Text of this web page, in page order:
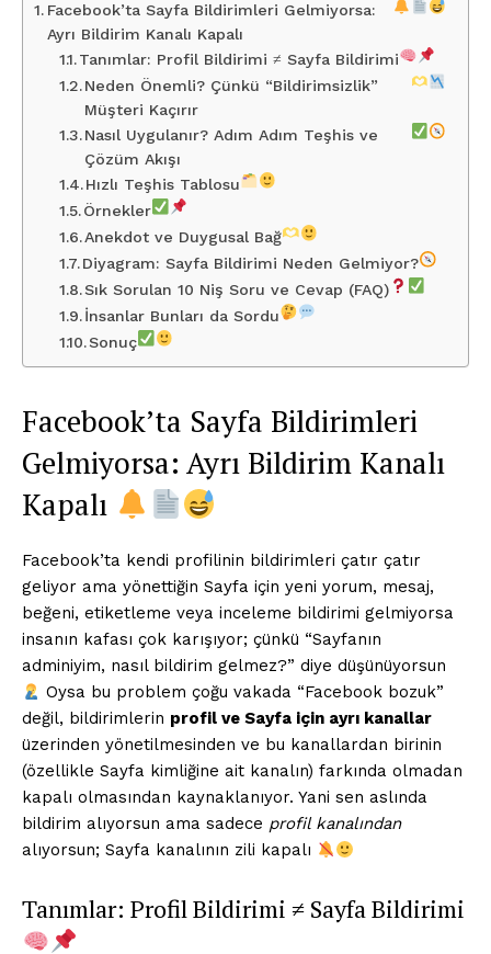
Facebook’ta Sayfa Bildirimleri Gelmiyorsa:
Ayrı Bildirim Kanalı Kapalı
Tanımlar: Profil Bildirimi ≠ Sayfa Bildirimi
Neden Önemli? Çünkü “Bildirimsizlik”
Müşteri Kaçırır
Nasıl Uygulanır? Adım Adım Teşhis ve
Çözüm Akışı
Hızlı Teşhis Tablosu
Örnekler
Anekdot ve Duygusal Bağ
Diyagram: Sayfa Bildirimi Neden Gelmiyor?
Sık Sorulan 10 Niş Soru ve Cevap (FAQ)
İnsanlar Bunları da Sordu
Sonuç
Facebook’ta Sayfa Bildirimleri
Gelmiyorsa: Ayrı Bildirim Kanalı
Kapalı
Facebook’ta kendi profilinin bildirimleri çatır çatır
geliyor ama yönettiğin Sayfa için yeni yorum, mesaj,
beğeni, etiketleme veya inceleme bildirimi gelmiyorsa
insanın kafası çok karışıyor; çünkü “Sayfanın
adminiyim, nasıl bildirim gelmez?” diye düşünüyorsun
Oysa bu problem çoğu vakada “Facebook bozuk”
değil, bildirimlerin profil ve Sayfa için ayrı kanallar
üzerinden yönetilmesinden ve bu kanallardan birinin
(özellikle Sayfa kimliğine ait kanalın) farkında olmadan
kapalı olmasından kaynaklanıyor. Yani sen aslında
bildirim alıyorsun ama sadece profil kanalından
alıyorsun; Sayfa kanalının zili kapalı
Tanımlar: Profil Bildirimi ≠ Sayfa Bildirimi